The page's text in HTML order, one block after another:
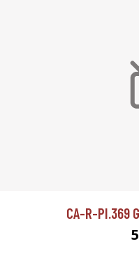
CA-R-PI.369